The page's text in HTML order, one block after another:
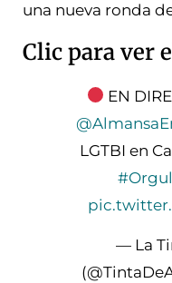
una nueva ronda
Clic para ver
EN
LGTBI en
— La